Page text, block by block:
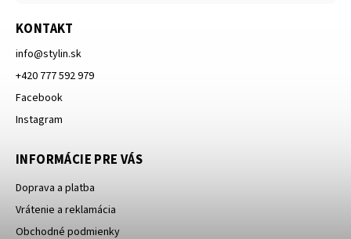
KONTAKT
info@stylin.sk
+420 777 592 979
Facebook
Instagram
INFORMÁCIE PRE VÁS
Doprava a platba
Vrátenie a reklamácia
Obchodné podmienky